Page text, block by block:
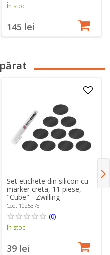
În stoc
145 lei
Set etichete din silicon cu
marker creta, 11 piese,
"Cube" - Zwilling
Cod: 1025378
(0)
În stoc
39 lei